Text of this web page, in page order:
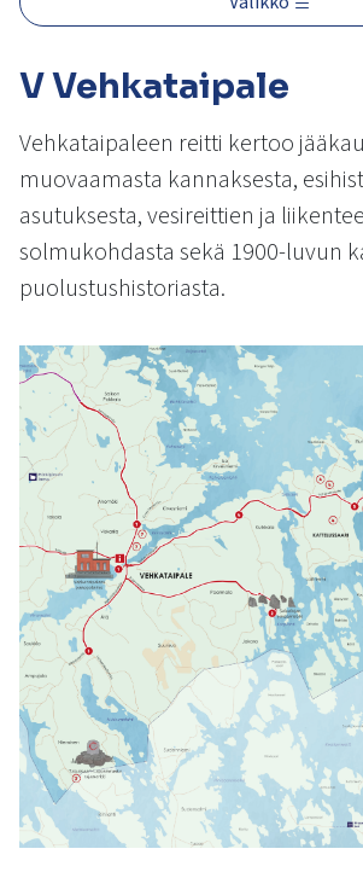
kosketus-
pyyhkäisyliikkeitä.
V Vehkataipale
Vehkataipaleen reitti kertoo
muovaamasta kannaksesta,
asutuksesta, vesireittien ja
solmukohdasta sekä 1900-luvun
puolustushistoriasta.